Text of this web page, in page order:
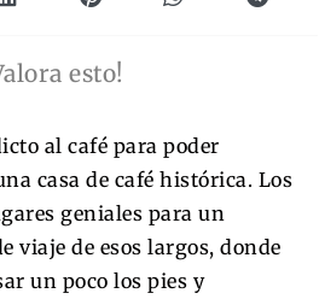
esto!
al café para poder
casa de café histórica. Los
geniales para un
viaje de esos largos, donde
un poco los pies y